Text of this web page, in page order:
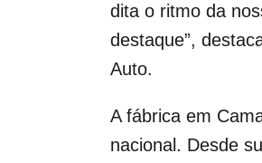
dita o ritmo da
destaque”,
Auto.
A fábrica em
nacional. Desde